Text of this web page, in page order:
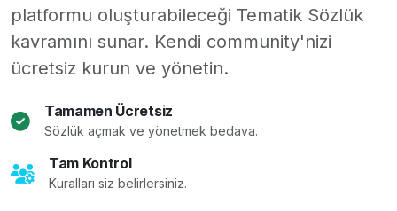
platformu oluşturabileceği Tematik Sözlük
kavramını sunar. Kendi community'nizi
ücretsiz kurun ve yönetin.
Tamamen Ücretsiz
Sözlük açmak ve yönetmek bedava.
Tam Kontrol
Kuralları siz belirlersiniz.